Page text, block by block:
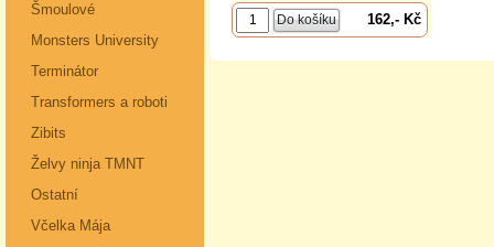
Šmoulové
Monsters University
Terminátor
Transformers a roboti
Zibits
Želvy ninja TMNT
Ostatní
Včelka Mája
162,- Kč